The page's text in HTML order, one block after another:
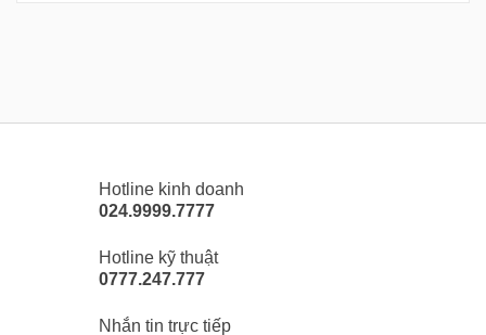
Hotline kinh doanh
024.9999.7777
Hotline kỹ thuật
0777.247.777
Nhắn tin trực tiếp